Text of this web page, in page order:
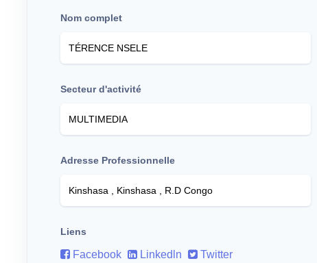
Nom complet
Secteur d'activité
Adresse Professionnelle
Liens
Facebook Linkedln Twitter